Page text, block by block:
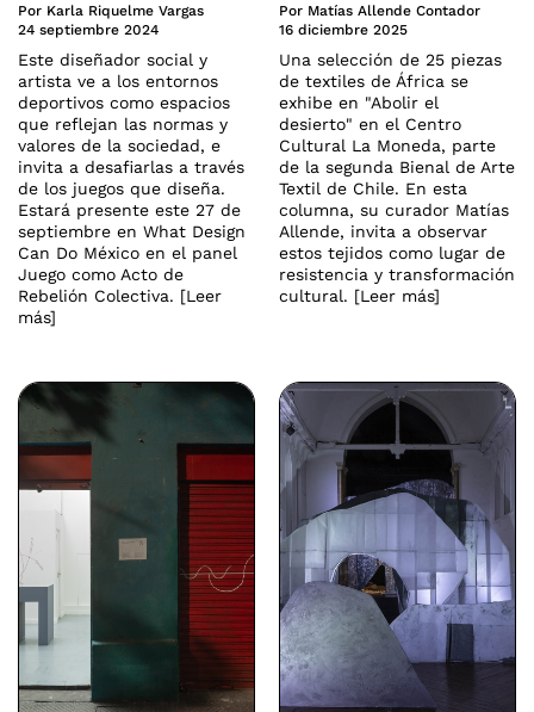
Por Karla Riquelme Vargas
24 septiembre 2024
Este diseñador social y
artista ve a los entornos
deportivos como espacios
que reflejan las normas y
valores de la sociedad, e
invita a desafiarlas a través
de los juegos que diseña.
Estará presente este 27 de
septiembre en What Design
Can Do México en el panel
Juego como Acto de
Rebelión Colectiva. [Leer
más]
Por Matías Allende Contador
16 diciembre 2025
Una selección de 25 piezas
de textiles de África se
exhibe en "Abolir el
desierto" en el Centro
Cultural La Moneda, parte
de la segunda Bienal de Arte
Textil de Chile. En esta
columna, su curador Matías
Allende, invita a observar
estos tejidos como lugar de
resistencia y transformación
cultural. [Leer más]